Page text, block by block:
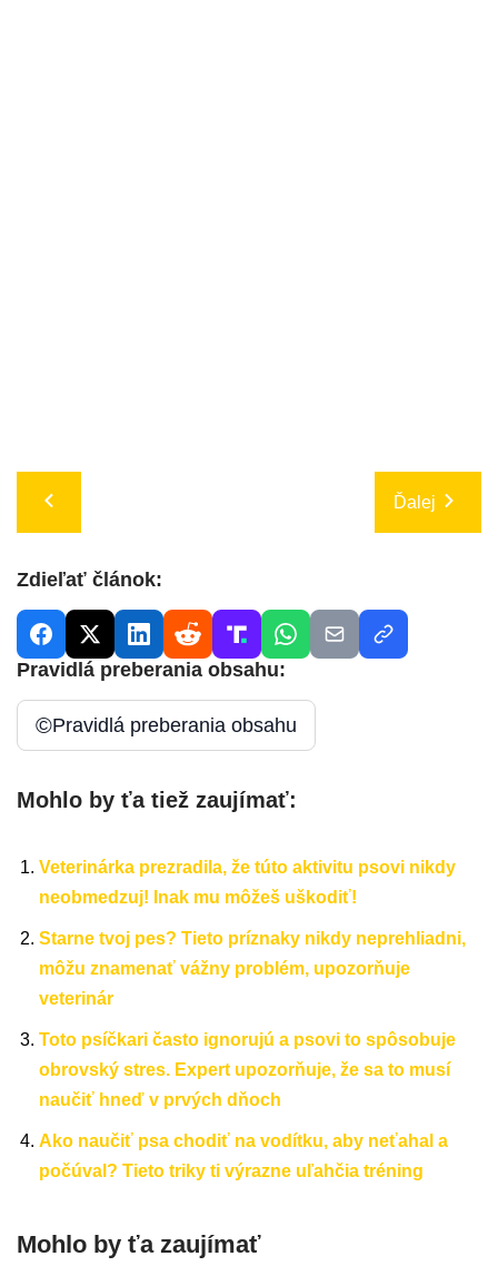
Ďalej
Zdieľať článok:
Pravidlá preberania obsahu:
©Pravidlá preberania obsahu
Mohlo by ťa tiež zaujímať:
Veterinárka prezradila, že túto aktivitu psovi nikdy
neobmedzuj! Inak mu môžeš uškodiť!
Starne tvoj pes? Tieto príznaky nikdy neprehliadni,
môžu znamenať vážny problém, upozorňuje
veterinár
Toto psíčkari často ignorujú a psovi to spôsobuje
obrovský stres. Expert upozorňuje, že sa to musí
naučiť hneď v prvých dňoch
Ako naučiť psa chodiť na vodítku, aby neťahal a
počúval? Tieto triky ti výrazne uľahčia tréning
Mohlo by ťa zaujímať